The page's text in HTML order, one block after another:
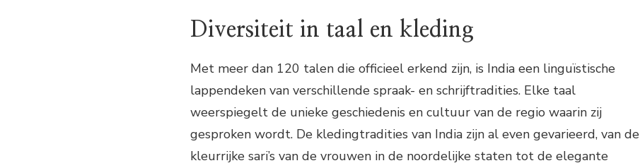
Diversiteit in taal en kleding
Met meer dan 120 talen die officieel erkend zijn, is India een linguïstische
lappendeken van verschillende spraak- en schrijftradities. Elke taal
weerspiegelt de unieke geschiedenis en cultuur van de regio waarin zij
gesproken wordt. De kledingtradities van India zijn al even gevarieerd, van de
kleurrijke sari’s van de vrouwen in de noordelijke staten tot de elegante